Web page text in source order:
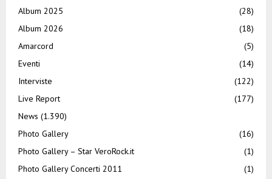
Album 2025
(28)
Album 2026
(18)
Amarcord
(5)
Eventi
(14)
Interviste
(122)
Live Report
(177)
News (1.390)
Photo Gallery
(16)
Photo Gallery – Star VeroRock.it
(1)
Photo Gallery Concerti 2011
(1)